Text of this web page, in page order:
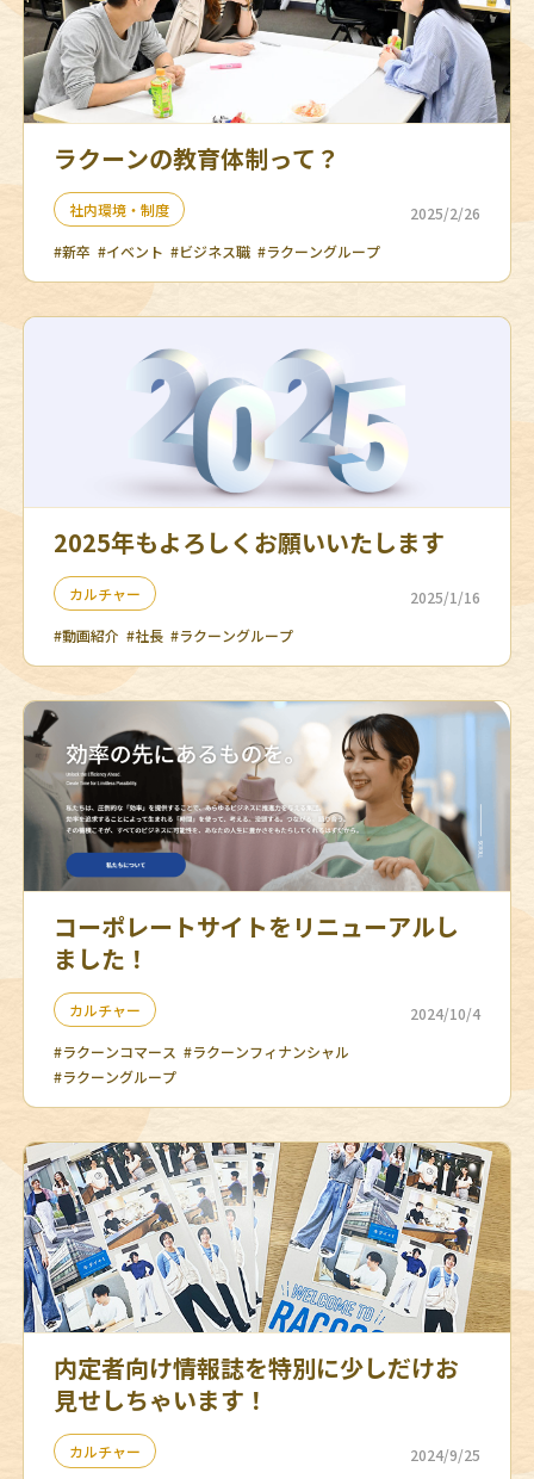
ラクーンの教育体制って？
社内環境・制度
2025/2/26
#新卒 #イベント #ビジネス職 #ラクーングループ
2025年もよろしくお願いいたします
カルチャー
2025/1/16
#動画紹介 #社長 #ラクーングループ
コーポレートサイトをリニューアルし
ました！
カルチャー
2024/10/4
#ラクーンコマース #ラクーンフィナンシャル
#ラクーングループ
内定者向け情報誌を特別に少しだけお
見せしちゃいます！
カルチャー
2024/9/25